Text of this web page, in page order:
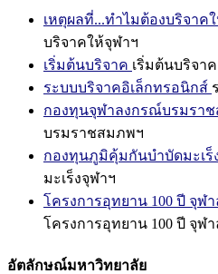
เหตุผลที่...ทำไมต้องบริจาค
บริจาคให้จุฬาฯ
เริ่มต้นบริจาค เริ่มต้นบริจาค
ระบบบริจาคอิเล็กทรอนิกส์
กองทุนจุฬาลงกรณ์บรมรา
บรมราชสมภพฯ
กองทุนภูมิคุ้มกันบำบัดมะเร็
มะเร็งจุฬาฯ
โครงการอุทยาน 100 ปี จุฬ
โครงการอุทยาน 100 ปี จุฬ
อัตลักษณ์มหาวิทยาลัย